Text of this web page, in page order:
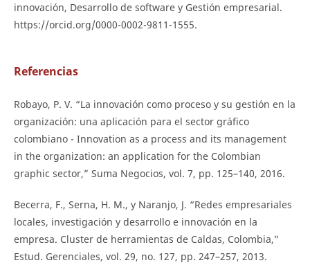
innovación, Desarrollo de software y Gestión empresarial.
https://orcid.org/0000-0002-9811-1555.
Referencias
Robayo, P. V. “La innovación como proceso y su gestión en la
organización: una aplicación para el sector gráfico
colombiano - Innovation as a process and its management
in the organization: an application for the Colombian
graphic sector,” Suma Negocios, vol. 7, pp. 125–140, 2016.
Becerra, F., Serna, H. M., y Naranjo, J. “Redes empresariales
locales, investigación y desarrollo e innovación en la
empresa. Cluster de herramientas de Caldas, Colombia,”
Estud. Gerenciales, vol. 29, no. 127, pp. 247–257, 2013.